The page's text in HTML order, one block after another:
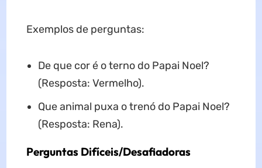
Exemplos de perguntas:
De que cor é o terno do Papai Noel?
(Resposta: Vermelho).
Que animal puxa o trenó do Papai Noel?
(Resposta: Rena).
Perguntas Difíceis/Desafiadoras